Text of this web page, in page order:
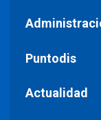
Puntodis
Actualidad